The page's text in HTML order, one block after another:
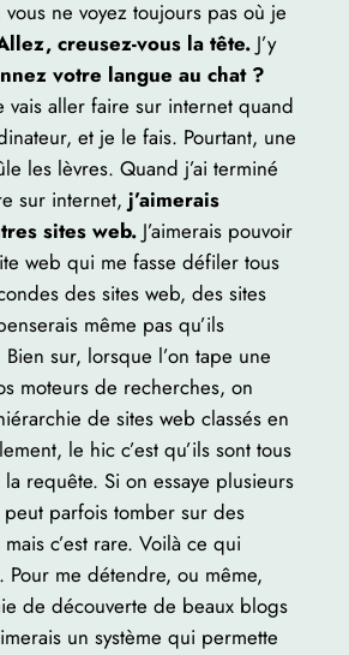
ne voyez toujours pas où je
creusez-vous la tête. J’y
votre langue au chat ?
vais aller faire sur internet quand
et je le fais. Pourtant, une
les lèvres. Quand j’ai terminé
sur internet, j’aimerais
sites web. J’aimerais pouvoir
web qui me fasse défiler tous
des sites web, des sites
même pas qu’ils
sur, lorsque l’on tape une
moteurs de recherches, on
de sites web classés en
le hic c’est qu’ils sont tous
requête. Si on essaye plusieurs
parfois tomber sur des
c’est rare. Voilà ce qui
Pour me détendre, ou même,
de découverte de beaux blogs
un système qui permette